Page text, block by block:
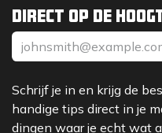
Direct op de
Schrijf je in en krijg de
handige tips direct in je
dingen waar je echt wat